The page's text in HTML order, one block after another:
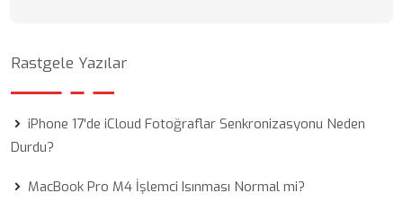
Rastgele Yazılar
iPhone 17'de iCloud Fotoğraflar Senkronizasyonu Neden
Durdu?
MacBook Pro M4 İşlemci Isınması Normal mi?